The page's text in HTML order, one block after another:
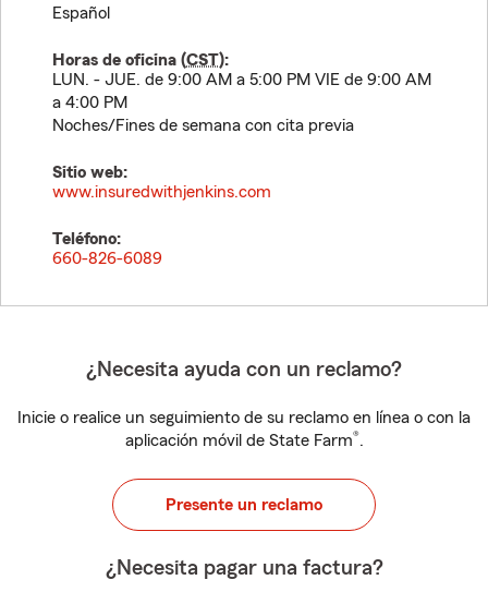
Español
Horas de oficina (CST):
LUN. - JUE. de 9:00 AM a 5:00 PM VIE de 9:00 AM
a 4:00 PM
Noches/Fines de semana con cita previa
Sitio web:
www.insuredwithjenkins.com
Teléfono:
660-826-6089
¿Necesita ayuda con un reclamo?
Inicie o realice un seguimiento de su reclamo en línea o con la
aplicación móvil de State Farm®.
Presente un reclamo
¿Necesita pagar una factura?